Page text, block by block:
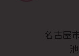
名古屋